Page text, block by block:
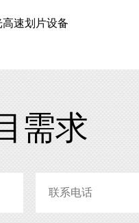
速划片设备
需求